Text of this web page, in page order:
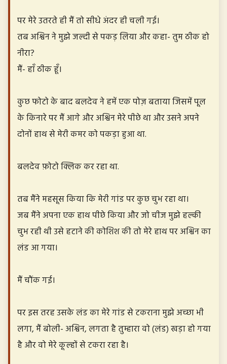
पर मेरे उतरते ही मैं तो सीधे अंदर ही चली गई।
तब अश्विन ने मुझे जल्दी से पकड़ लिया और कहा- तुम ठीक हो
नीरा?
मैं- हाँ ठीक हूँ।
कुछ फोटो के बाद बलदेव ने हमें एक पोज़ बताया जिसमें पूल
के किनारे पर मैं आगे और अश्विन मेरे पीछे था और उसने अपने
दोनों हाथ से मेरी कमर को पकड़ा हुआ था.
बलदेव फ़ोटो क्लिक कर रहा था.
तब मैंने महसूस किया कि मेरी गांड पर कुछ चुभ रहा था।
जब मैंने अपना एक हाथ पीछे किया और जो चीज मुझे हल्की
चुभ रही थी उसे हटाने की कोशिश की तो मेरे हाथ पर अश्विन का
लंड आ गया।
मैं चौंक गई।
पर इस तरह उसके लंड का मेरे गांड से टकराना मुझे अच्छा भी
लगा, मैं बोली- अश्विन, लगता है तुम्हारा वो (लंड) खड़ा हो गया
है और वो मेरे कूल्हों से टकरा रहा है।